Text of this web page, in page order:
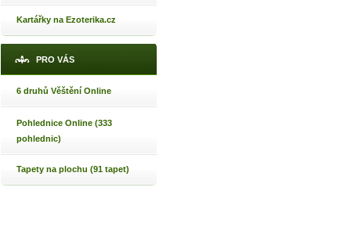
Kartářky na Ezoterika.cz
PRO VÁS
6 druhů Věštění Online
Pohlednice Online (333
pohlednic)
Tapety na plochu (91 tapet)